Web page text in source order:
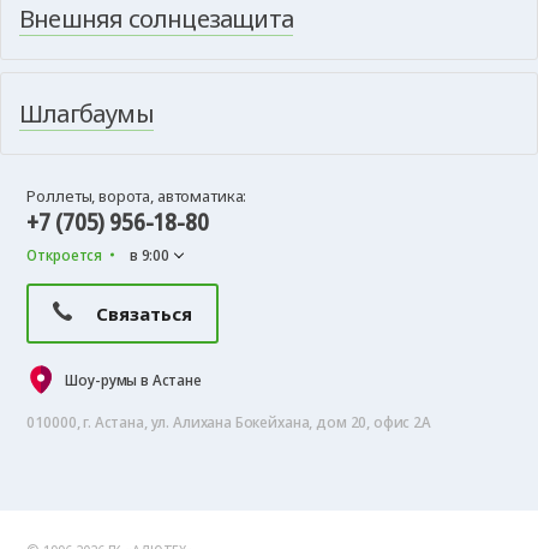
Внешняя солнцезащита
Шлагбаумы
Роллеты, ворота, автоматика:
+7 (705) 956-18-80
Откроется в 9:00
Связаться
Шоу-румы в Астане
010000, г. Астана, ул. Алихана Бокейхана, дом 20, офис 2А